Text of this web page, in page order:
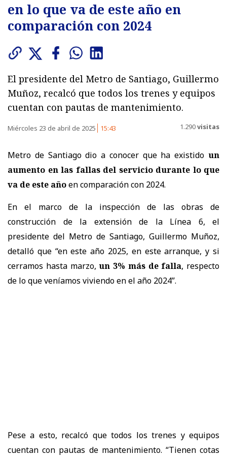
en lo que va de este año en
comparación con 2024
El presidente del Metro de Santiago, Guillermo
Muñoz, recalcó que todos los trenes y equipos
cuentan con pautas de mantenimiento.
Miércoles 23 de abril de 2025 15:43 1.290visitas
Metro de Santiago dio a conocer que ha existido un
aumento en las fallas del servicio durante lo que
va de este añoen comparación con 2024.
En el marco de la inspección de las obras de
construcción de la extensión de la Línea 6, el
presidente del Metro de Santiago, Guillermo Muñoz,
detalló que “en este año 2025, en este arranque, y si
cerramos hasta marzo,un 3% más de falla, respecto
de lo que veníamos viviendo en el año 2024”.
Pese a esto, recalcó que todos los trenes y equipos
cuentan con pautas de mantenimiento. “Tienen cotas